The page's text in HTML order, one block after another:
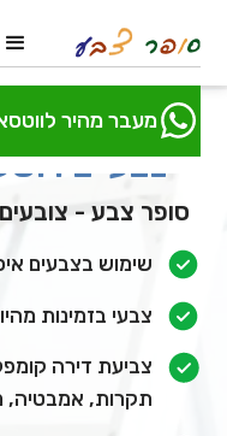
מעבר מהיר
צבעי
סופר צבע - צובעים
שימוש בצבעים
צבעי בזמינות
צביעת דירה
תקרות, אמבטיה,